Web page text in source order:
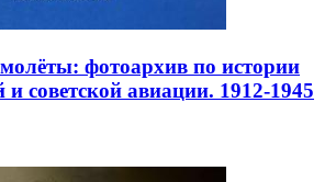
фотоархив по истории
и советской авиации. 1912-1945